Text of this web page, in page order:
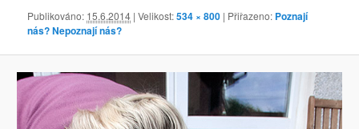
Publikováno: 15.6.2014 | Velikost:534 × 800 | Přiřazeno: Poznají
nás? Nepoznají nás?